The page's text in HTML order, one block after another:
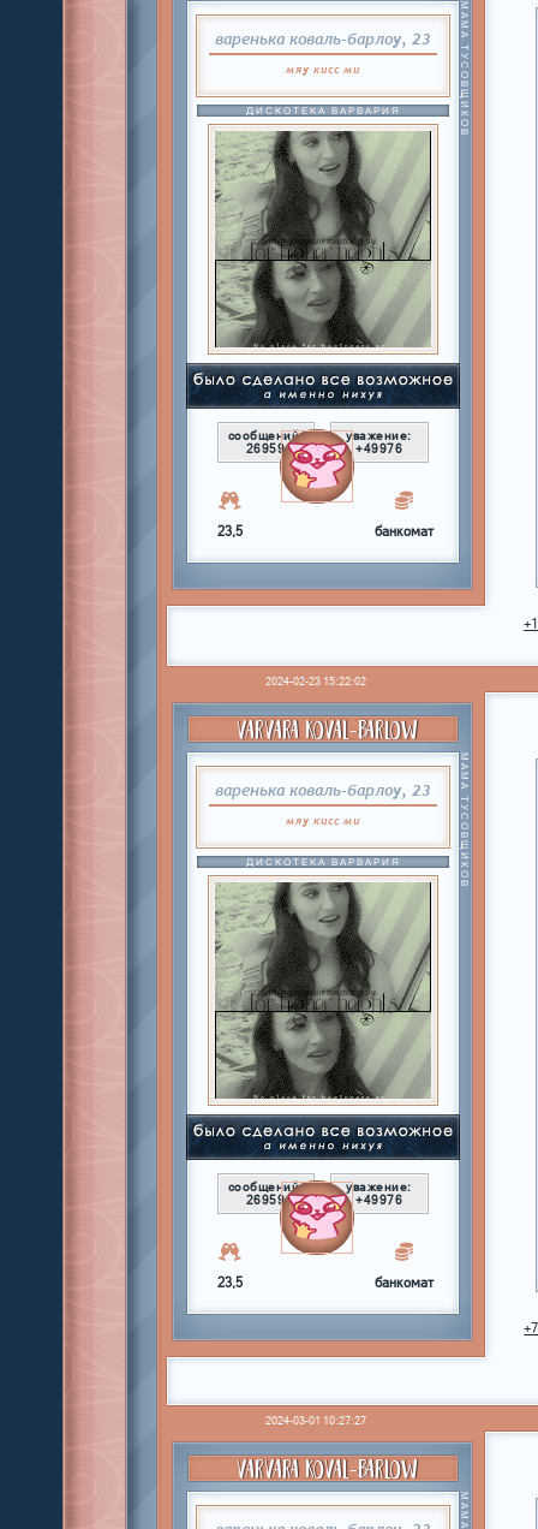
варенька коваль-барлоу, 23
мяу кисс ми МАМА ТУСОВЩИКОВ
ДИСКОТЕКА ВАРВАРИЯ
сообщений:
26959
уважение:
+49976
23,5 банкомат
2024-02-23 15:22:02
VARVARA KOVAL-BARLOW
варенька коваль-барлоу, 23
мяу кисс ми МАМА ТУСОВЩИКОВ
ДИСКОТЕКА ВАРВАРИЯ
сообщений:
26959
уважение:
+49976
23,5 банкомат
+7
2024-03-01 10:27:27
VARVARA KOVAL-BARLOW